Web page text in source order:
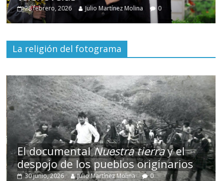
30 diciembre, 2025 Julio Martínez Molina 0
La religión del fotograma
El documentalNuestra tierray el
despojo de los pueblos originarios
30 junio, 2026 Julio Martínez Molina 0